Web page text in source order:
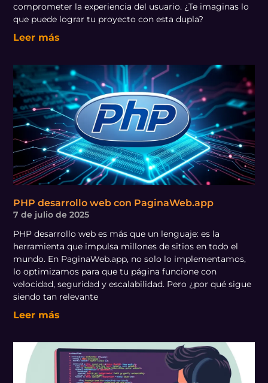
comprometer la experiencia del usuario. ¿Te imaginas lo
que puede lograr tu proyecto con esta dupla?
Leer más
PHP desarrollo web con PaginaWeb.app
7 de julio de 2025
PHP desarrollo web es más que un lenguaje: es la
herramienta que impulsa millones de sitios en todo el
mundo. En PaginaWeb.app, no solo lo implementamos,
lo optimizamos para que tu página funcione con
velocidad, seguridad y escalabilidad. Pero ¿por qué sigue
siendo tan relevante
Leer más